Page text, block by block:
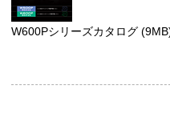
W600Pシリーズカタログ